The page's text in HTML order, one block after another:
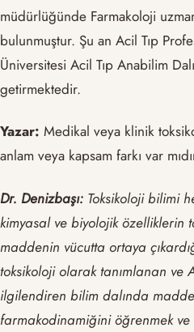
müdürlüğünde Farmakoloji
bulunmuştur. Şu an Acil Tıp
Üniversitesi Acil Tıp Anabilim
getirmektedir.
Yazar: Medikal veya klinik
anlam veya kapsam farkı var
Dr. Denizbaşı: Toksikoloji bilimi
kimyasal ve biyolojik özelliklerin
maddenin vücutta ortaya
toksikoloji olarak tanımlanan
ilgilendiren bilim dalında
farmakodinamiğini öğrenmek